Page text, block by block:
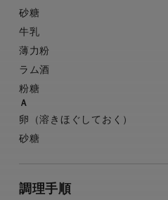
砂糖
牛乳
薄力粉
ラム酒
粉糖
Ａ
卵（溶きほぐしておく）
砂糖
調理手順